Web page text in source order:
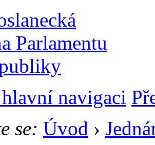
navigaci
se: Úvod ›